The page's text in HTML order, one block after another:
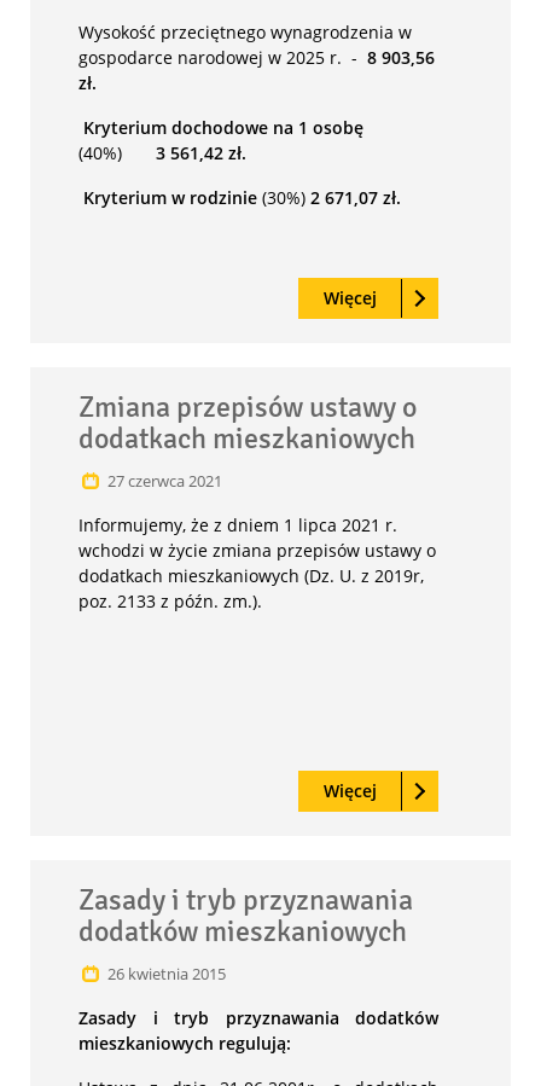
Wysokość przeciętnego wynagrodzenia w
gospodarce narodowej w 2025 r. - 8 903,56
zł.
Kryterium dochodowe na 1 osobę
(40%) 3 561,42 zł.
Kryterium w rodzinie (30%) 2 671,07 zł.
Czytaj
Więcej o: Zmiana
Zmiana przepisów ustawy o
dodatkach mieszkaniowych
27czerwca2021
Informujemy, że z dniem 1 lipca 2021 r.
wchodzi w życie zmiana przepisów ustawy o
dodatkach mieszkaniowych (Dz. U. z 2019r,
poz. 2133 z późn. zm.).
Czytaj
Więcej o: Zmiana
Zasady i tryb przyznawania
dodatków mieszkaniowych
26 kwietnia2015
Zasady i tryb przyznawania dodatków
mieszkaniowych regulują: